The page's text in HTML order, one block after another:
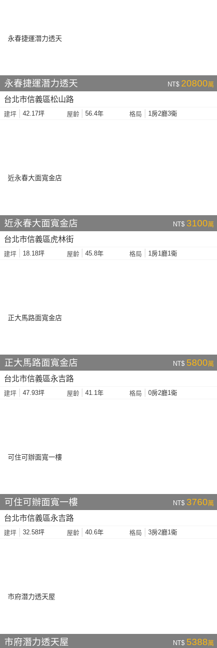
永春捷運潛力透天 NT$ 20800萬
台北市信義區松山路
建坪 42.17坪 屋齡 56.4年 格局 1房2廳3衛
近永春大面寬金店 NT$ 3100萬
台北市信義區虎林街
建坪 18.18坪 屋齡 45.8年 格局 1房1廳1衛
正大馬路面寬金店 NT$ 5800萬
台北市信義區永吉路
建坪 47.93坪 屋齡 41.1年 格局 0房2廳1衛
可住可辦面寬一樓 NT$ 3760萬
台北市信義區永吉路
建坪 32.58坪 屋齡 40.6年 格局 3房2廳1衛
市府潛力透天屋 NT$ 5388萬